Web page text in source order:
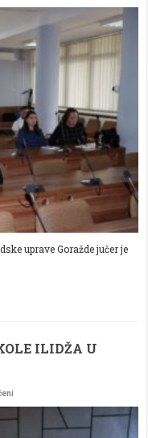
DIJALOG
SA
ORGANIZACIJAMA
CIVILNOG
DRUŠTVA“
uprave Goražde jučer je
ILIDŽA U
PRVE